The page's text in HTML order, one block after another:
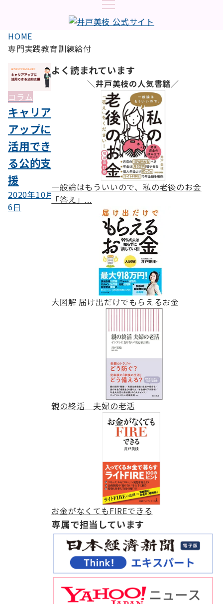
HOME
専門実践教育訓練給付
コラム
キャリア
アップに
活用でき
る公的支
援
2020年10月
6日
よく読まれています
＼井戸美枝の人気書籍／
一般論はもういいので、私の老後のお金
「答え」...
大図解 届け出だけでもらえるお金
親の終活 夫婦の老活
お金がなくてもFIREできる
専属で担当しています